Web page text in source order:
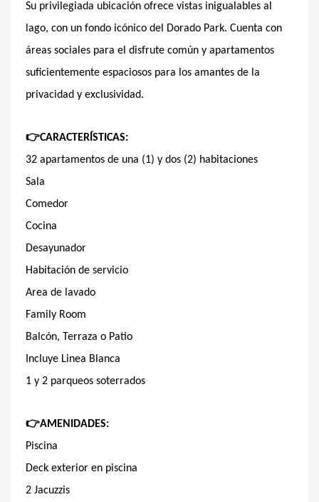
Su privilegiada ubicación ofrece vistas inigualables al
lago, con un fondo icónico del Dorado Park. Cuenta con
áreas sociales para el disfrute común y apartamentos
suficientemente espaciosos para los amantes de la
privacidad y exclusividad.
👉CARACTERÍSTICAS:
32 apartamentos de una (1) y dos (2) habitaciones
Sala
Comedor
Cocina
Desayunador
Habitación de servicio
Area de lavado
Family Room
Balcón, Terraza o Patio
Incluye Linea Blanca
1 y 2 parqueos soterrados
👉AMENIDADES:
Piscina
Deck exterior en piscina
2 Jacuzzis